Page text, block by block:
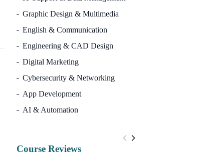
Graphic Design & Multimedia
English & Communication
Engineering & CAD Design
Digital Marketing
Cybersecurity & Networking
App Development
AI & Automation
Course Reviews